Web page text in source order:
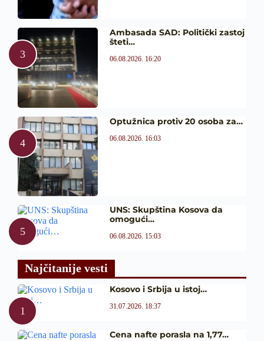
Ambasada SAD: Politički zastoj
šteti…
06.08.2026. 16:20
Optužnica protiv 20 osoba za…
06.08.2026. 16:03
UNS: Skupština Kosova da
omogući…
06.08.2026. 15:03
Najčitanije vesti
Kosovo i Srbija u istoj…
31.07.2026. 18:37
Cena nafte porasla na 1,77…